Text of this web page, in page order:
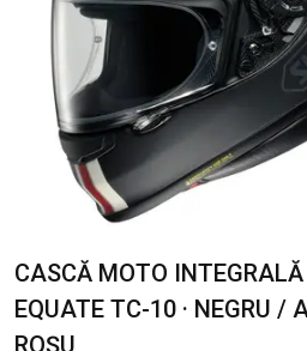
CASCĂ MOTO
EQUATE TC-10 · NEGRU /